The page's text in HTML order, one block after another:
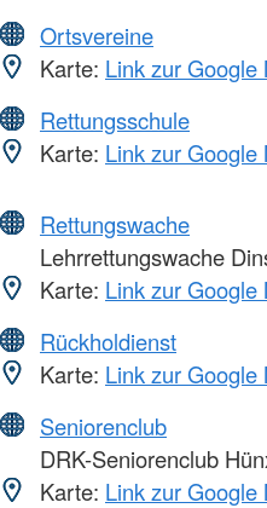
Ortsvereine
Karte: Link zur Google
Rettungsschule
Karte: Link zur Google
Rettungswache
Lehrrettungswache
Karte: Link zur Google
Rückholdienst
Karte: Link zur Google
Seniorenclub
DRK-Seniorenclub
Karte: Link zur Google